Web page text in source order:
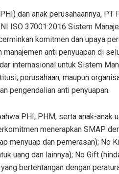
dan anak perusahaannya, PT
ISO 37001:2016 Sistem
komitmen dan upaya
anti penyuapan di
internasional untuk Sistem
perusahaan, maupun
pengendalian anti penyuapan.
PHI, PHM, serta anak-anak
menerapkan SMAP
menyuap dan pemerasan); No
uang dan lainnya); No Gift
bertentangan dengan